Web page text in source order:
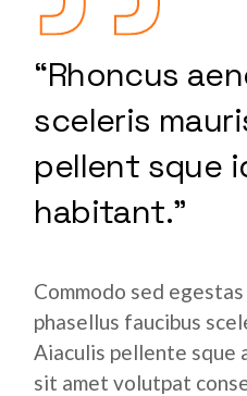
“Rhoncus
sceleris
pellent sque
habitant.”
Commodo sed
phasellus faucibus
Aiaculis pellente sque
sit amet volutpat